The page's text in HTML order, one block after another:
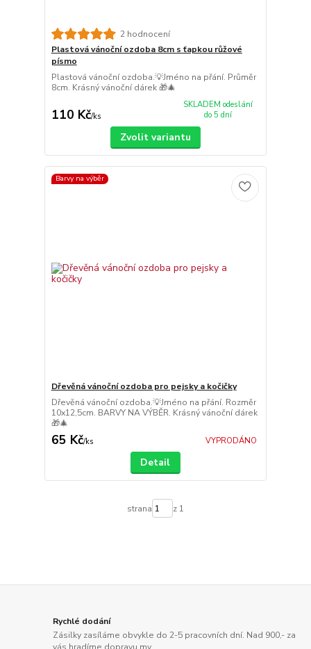
2 hodnocení
Plastová vánoční ozdoba 8cm s ťapkou růžové
písmo
Plastová vánoční ozdoba.💡Jméno na přání. Průměr
8cm. Krásný vánoční dárek 🎁🎄
110 Kč/ks
SKLADEM odeslání
do 5 dní
Zvolit variantu
Barvy na výběr
Dřevěná vánoční ozdoba pro pejsky a kočičky
Dřevěná vánoční ozdoba.💡Jméno na přání. Rozměr
10x12,5cm. BARVY NA VÝBĚR. Krásný vánoční dárek
🎁🎄
65 Kč/ks VYPRODÁNO
Detail
strana z 1
Rychlé dodání
Zásilky zasíláme obvykle do 2-5 pracovních dní. Nad 900,- za
vás hradíme dopravu my.